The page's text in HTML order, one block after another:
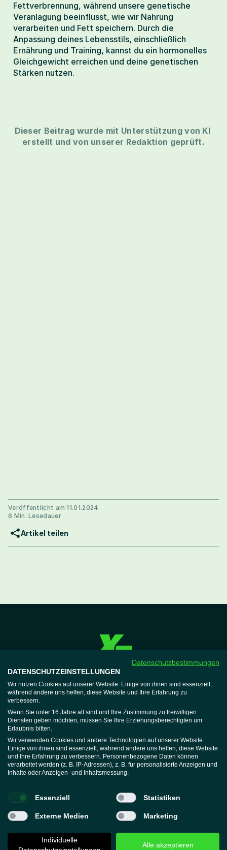
Fettverbrennung, während unsere genetische
Veranlagung beeinflusst, wie wir Nahrung
verarbeiten und Fett speichern. Durch die
Anpassung deines Lebensstils, einschließlich
Ernährung und Training, kannst du ein hormonelles
Gleichgewicht erreichen und deine genetischen
Stärken nutzen.
Dieser Beitrag wurde mit Unterstützung von KI
erstellt und von unserer Redaktion geprüft.
Veröffentlicht am 11.01.2024
6 Min. Lesedauer
Artikel teilen
XTRAFIT
Jobs
Expansion
Mitglieder
Hausordnung
Wellnessregeln
Widerruf erklären
Support
Help-Center
Datenschutzbestimmungen
DATENSCHUTZEINSTELLUNGEN
Wir nutzen Cookies auf unserer Website. Einige von ihnen sind essenziell,
während andere uns helfen, diese Website und Ihre Erfahrung zu
verbessern.
Wenn Sie unter 16 Jahre alt sind und Ihre Zustimmung zu freiwilligen
Diensten geben möchten, müssen Sie Ihre Erziehungsberechtigten um
Erlaubnis bitten.
Wir verwenden Cookies und andere Technologien auf unserer Website.
Einige von ihnen sind essenziell, während andere uns helfen, diese Website
und Ihre Erfahrung zu verbessern. Personenbezogene Daten können
verarbeitet werden (z. B. IP-Adressen), z. B. für personalisierte Anzeigen und
Inhalte oder Anzeigen- und Inhaltsmessung.
Essenziell Statistiken
Externe Medien Marketing
Individuelle
Alle akzeptieren